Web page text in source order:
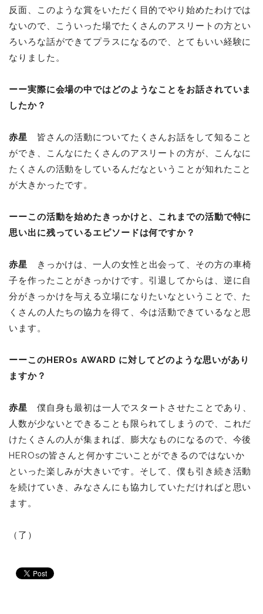
反面、このような賞をいただく目的でやり始めたわけでは
ないので、こういった場でたくさんのアスリートの方とい
ろいろな話ができてプラスになるので、とてもいい経験に
なりました。
ーー実際に会場の中ではどのようなことをお話されていま
したか？
赤星 皆さんの活動についてたくさんお話をして知ること
ができ、こんなにたくさんのアスリートの方が、こんなに
たくさんの活動をしているんだなということが知れたこと
が大きかったです。
ーーこの活動を始めたきっかけと、これまでの活動で特に
思い出に残っているエピソードは何ですか？
赤星 きっかけは、一人の女性と出会って、その方の車椅
子を作ったことがきっかけです。引退してからは、逆に自
分がきっかけを与える立場になりたいなということで、た
くさんの人たちの協力を得て、今は活動できているなと思
います。
ーーこのHEROs AWARD に対してどのような思いがあり
ますか？
赤星 僕自身も最初は一人でスタートさせたことであり、
人数が少ないとできることも限られてしまうので、これだ
けたくさんの人が集まれば、膨大なものになるので、今後
HEROsの皆さんと何かすごいことができるのではないか
といった楽しみが大きいです。そして、僕も引き続き活動
を続けていき、みなさんにも協力していただければと思い
ます。
（了）